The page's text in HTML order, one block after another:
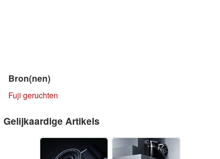
Bron(nen)
Fuji geruchten
Gelijkaardige Artikels